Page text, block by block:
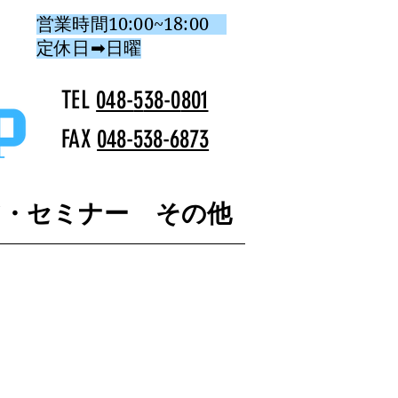
営業時間10:00~18:00
定休日➡日曜
TEL 048-538-0801
FAX 048-538-6873
セミナー その他